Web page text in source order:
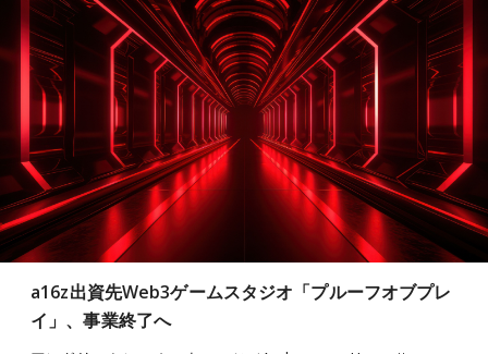
a16z出資先Web3ゲームスタジオ「プルーフオブプレ
イ」、事業終了へ